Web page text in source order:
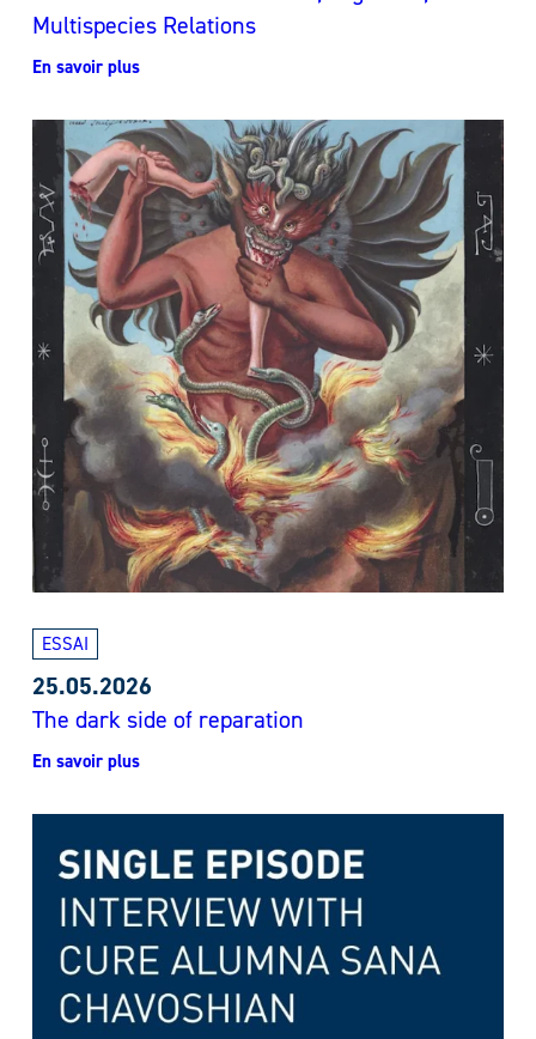
Multispecies Relations
En savoir plus
ESSAI
25.05.2026
The dark side of reparation
En savoir plus